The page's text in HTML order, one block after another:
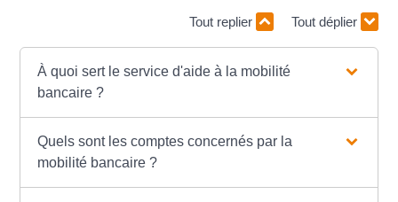
Tout replier Tout déplier
À quoi sert le service d'aide à la mobilité
bancaire ?
Quels sont les comptes concernés par la
mobilité bancaire ?